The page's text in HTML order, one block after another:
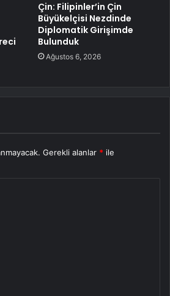
Çin: Filipinler’in Çin
Büyükelçisi Nezdinde
Diplomatik Girişimde
Bulunduk
Ağustos 6, 2026
Gerekli alanlar * ile